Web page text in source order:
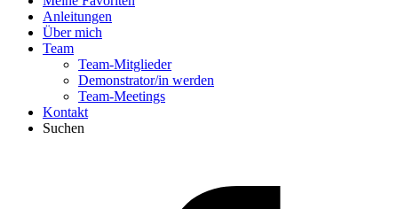
Anleitungen
Über mich
Team
Team-Mitglieder
Demonstrator/in werden
Team-Meetings
Kontakt
Suchen